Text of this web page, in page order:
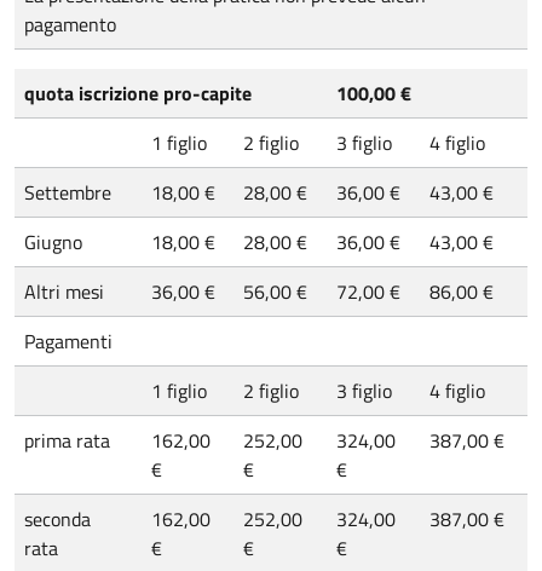
pagamento
quota iscrizione pro-capite
100,00 €
1 figlio
2 figlio 3 figlio
4 figlio
Settembre
18,00 € 28,00 € 36,00 €
43,00 €
Giugno
18,00 € 28,00 € 36,00 €
43,00 €
Altri mesi
36,00 € 56,00 € 72,00 €
86,00 €
Pagamenti
1 figlio
2 figlio 3 figlio
4 figlio
prima rata
162,00
€
252,00
€
324,00
€
387,00 €
seconda
rata
162,00
€
252,00
€
324,00
€
387,00 €